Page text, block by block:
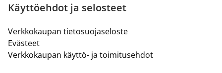
Käyttöehdot ja selosteet
Verkkokaupan tietosuojaseloste
Evästeet
Verkkokaupan käyttö- ja toimitusehdot